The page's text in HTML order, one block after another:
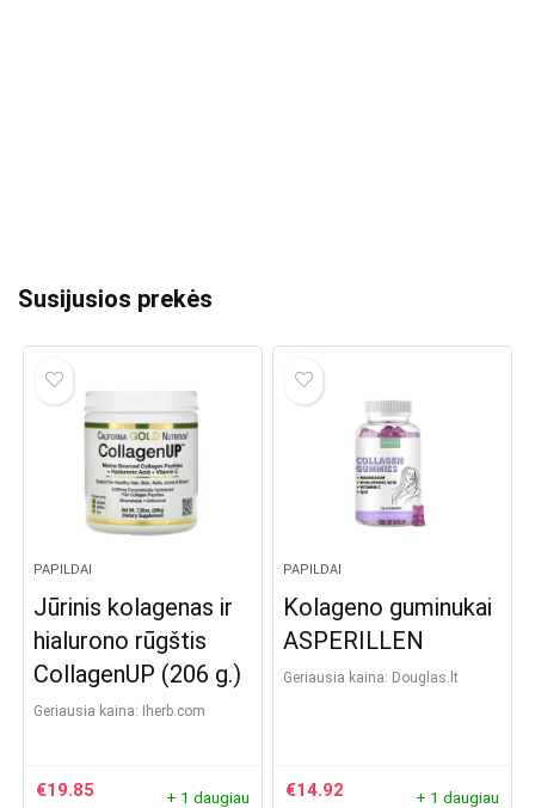
Susijusios prekės
PAPILDAI
Jūrinis kolagenas ir
hialurono rūgštis
CollagenUP (206 g.)
Geriausia kaina: iherb.com
€19.85 + 1 daugiau
PAPILDAI
Kolageno guminukai
ASPERILLEN
Geriausia kaina: douglas.lt
€14.92 + 1 daugiau